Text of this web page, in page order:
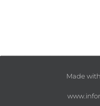
Made with